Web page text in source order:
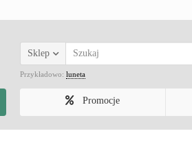
Sklep
Przykładowo: luneta
Promocje